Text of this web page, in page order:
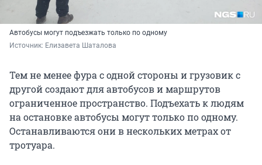
Автобусы могут подъезжать только по одному
Источник: Елизавета Шаталова
Тем не менее фура с одной стороны и грузовик с
другой создают для автобусов и маршрутов
ограниченное пространство. Подъехать к людям
на остановке автобусы могут только по одному.
Останавливаются они в нескольких метрах от
тротуара.